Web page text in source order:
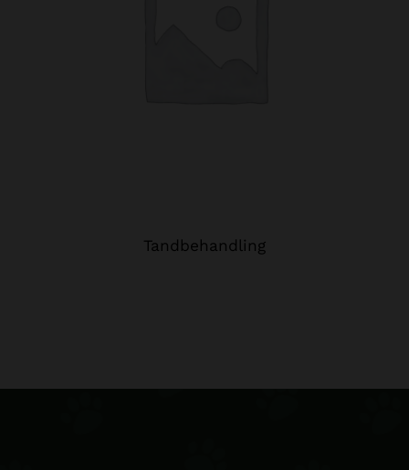
Tandbehandling